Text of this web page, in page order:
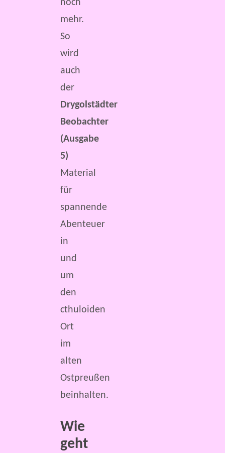
noch
mehr.
So
wird
auch
der
Drygolstädter
Beobachter
(Ausgabe
5)
Material
für
spannende
Abenteuer
in
und
um
den
cthuloiden
Ort
im
alten
Ostpreußen
beinhalten.
Wie
geht